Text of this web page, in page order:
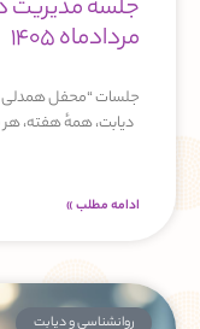
مردادماه 1405
جلسات “محفل همدلی
ادامه مطلب »
روانشناسی و دیابت